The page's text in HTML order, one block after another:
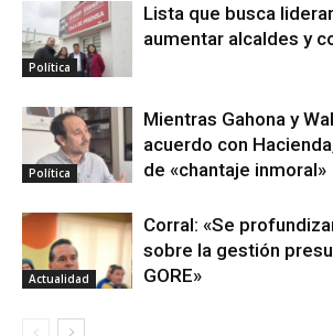
Política
Lista que busca
aumentar alcaldes y
Política
Mientras Gahona y
acuerdo con
de «chantaje inmoral»
Actualidad
Corral: «Se
sobre la gestión
GORE»